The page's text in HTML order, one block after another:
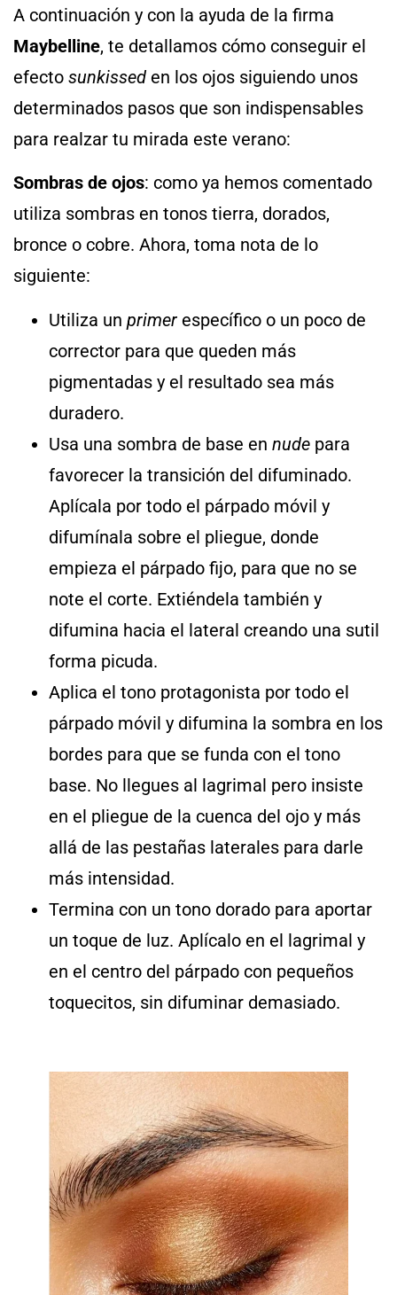
A continuación y con la ayuda de la firma
Maybelline, te detallamos cómo conseguir el
efecto sunkissed en los ojos siguiendo unos
determinados pasos que son indispensables
para realzar tu mirada este verano:
Sombras de ojos: como ya hemos comentado
utiliza sombras en tonos tierra, dorados,
bronce o cobre. Ahora, toma nota de lo
siguiente:
Utiliza un primer específico o un poco de
corrector para que queden más
pigmentadas y el resultado sea más
duradero.
Usa una sombra de base en nude para
favorecer la transición del difuminado.
Aplícala por todo el párpado móvil y
difumínala sobre el pliegue, donde
empieza el párpado fijo, para que no se
note el corte. Extiéndela también y
difumina hacia el lateral creando una sutil
forma picuda.
Aplica el tono protagonista por todo el
párpado móvil y difumina la sombra en los
bordes para que se funda con el tono
base. No llegues al lagrimal pero insiste
en el pliegue de la cuenca del ojo y más
allá de las pestañas laterales para darle
más intensidad.
Termina con un tono dorado para aportar
un toque de luz. Aplícalo en el lagrimal y
en el centro del párpado con pequeños
toquecitos, sin difuminar demasiado.